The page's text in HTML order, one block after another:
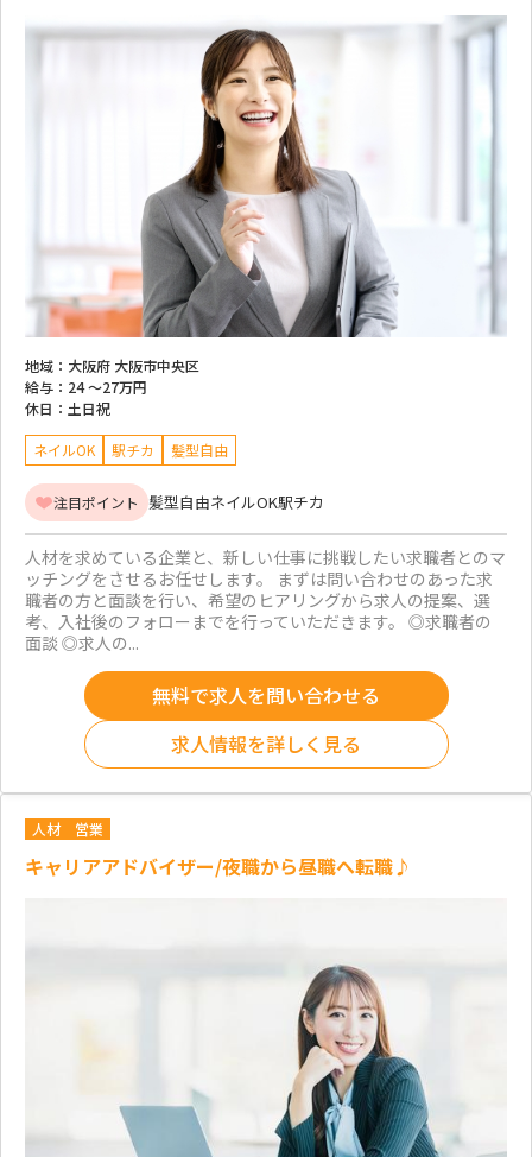
地域： 大阪府 大阪市中央区
給与： 24 ～27万円
休日： 土日祝
ネイルOK 駅チカ 髪型自由
注目ポイント 髪型自由ネイルOK駅チカ
人材を求めている企業と、新しい仕事に挑戦したい求職者とのマ
ッチングをさせるお任せします。 まずは問い合わせのあった求
職者の方と面談を行い、希望のヒアリングから求人の提案、選
考、入社後のフォローまでを行っていただきます。 ◎求職者の
面談 ◎求人の...
無料で求人を問い合わせる
求人情報を詳しく見る
人材 営業
キャリアアドバイザー/夜職から昼職へ転職♪